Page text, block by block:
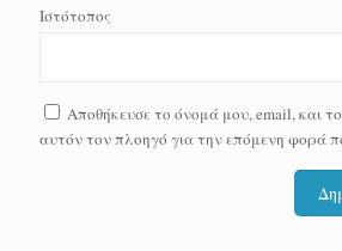
Ιστότοπος
Αποθήκευσε το όνομά μου, email, και
αυτόν τον πλοηγό για την επόμενη φορά